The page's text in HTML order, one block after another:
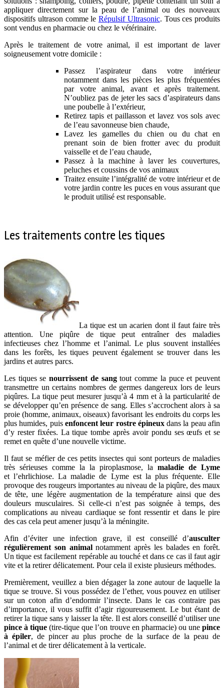
appliquer directement sur la peau de l’animal ou des nouveaux
dispositifs ultrason comme le Répulsif Ultrasonic. Tous ces produits
sont vendus en pharmacie ou chez le vétérinaire.
Après le traitement de votre animal, il est important de laver
soigneusement votre domicile :
Passez l’aspirateur dans votre intérieur
notamment dans les pièces les plus fréquentées
par votre animal, avant et après traitement.
N’oubliez pas de jeter les sacs d’aspirateurs dans
une poubelle à l’extérieur,
Retirez tapis et paillasson et lavez vos sols avec
de l’eau savonneuse bien chaude,
Lavez les gamelles du chien ou du chat en
prenant soin de bien frotter avec du produit
vaisselle et de l’eau chaude,
Passez à la machine à laver les couvertures,
peluches et coussins de vos animaux
Traitez ensuite l’intégralité de votre intérieur et de
votre jardin contre les puces en vous assurant que
le produit utilisé est responsable.
Les traitements contre les tiques
La tique est un acarien dont il faut faire très
attention. Une piqûre de tique peut entraîner des maladies
infectieuses chez l’homme et l’animal. Le plus souvent installées
dans les forêts, les tiques peuvent également se trouver dans les
jardins et autres parcs.
Les tiques senourrissent de sangtout comme la puce et peuvent
transmettre un certains nombres de germes dangereux lors de leurs
piqûres. La tique peut mesurer jusqu’à 4 mm et à la particularité de
se développer qu’en présence de sang. Elles s’accrochent alors à sa
proie (homme, animaux, oiseaux) favorisant les endroits du corps les
plus humides, puis enfoncent leur rostre épineuxdans la peau afin
d’y rester fixées. La tique tombe après avoir pondu ses œufs et se
remet en quête d’une nouvelle victime.
Il faut se méfier de ces petits insectes qui sont porteurs de maladies
très sérieuses comme la la piroplasmose, la maladie de Lyme
et l’ehrlichiose. La maladie de Lyme est la plus fréquente. Elle
provoque des rougeurs importantes au niveau de la piqûre, des maux
de tête, une légère augmentation de la température ainsi que des
douleurs musculaires. Si celle-ci n’est pas soignée à temps, des
complications au niveau cardiaque se font ressentir et dans le pire
des cas cela peut amener jusqu’à la méningite.
Afin d’éviter une infection grave, il est conseillé d’ausculter
régulièrement son animalnotamment après les balades en forêt.
Un tique est facilement repérable au touché et dans ce cas il faut agir
vite et la retirer délicatement. Pour cela il existe plusieurs méthodes.
Premièrement, veuillez a bien dégager la zone autour de laquelle la
tique se trouve. Si vous possédez de l’ether, vous pouvez en utiliser
sur un coton afin d’endormir l’insecte. Dans le cas contraire pas
d’importance, il vous suffit d’agir rigoureusement. Le but étant de
retirer la tique sans y laisser la tête. Il est alors conseillé d’utiliser une
pince à tique (tire-tique que l’on trouve en pharmacie) ou unepince
à épiler, de pincer au plus proche de la surface de la peau de
l’animal et de tirer délicatement à la verticale.